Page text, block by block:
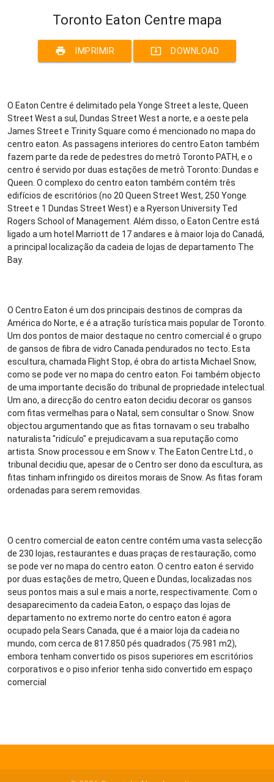
Toronto Eaton Centre mapa
print IMPRIMIR system_update_alt DOWNLOAD
O Eaton Centre é delimitado pela Yonge Street a leste, Queen
Street West a sul, Dundas Street West a norte, e a oeste pela
James Street e Trinity Square como é mencionado no mapa do
centro eaton. As passagens interiores do centro Eaton também
fazem parte da rede de pedestres do metrô Toronto PATH, e o
centro é servido por duas estações de metrô Toronto: Dundas e
Queen. O complexo do centro eaton também contém três
edifícios de escritórios (no 20 Queen Street West, 250 Yonge
Street e 1 Dundas Street West) e a Ryerson University Ted
Rogers School of Management. Além disso, o Eaton Centre está
ligado a um hotel Marriott de 17 andares e à maior loja do Canadá,
a principal localização da cadeia de lojas de departamento The
Bay.
O Centro Eaton é um dos principais destinos de compras da
América do Norte, e é a atração turística mais popular de Toronto.
Um dos pontos de maior destaque no centro comercial é o grupo
de gansos de fibra de vidro Canada pendurados no tecto. Esta
escultura, chamada Flight Stop, é obra do artista Michael Snow,
como se pode ver no mapa do centro eaton. Foi também objecto
de uma importante decisão do tribunal de propriedade intelectual.
Um ano, a direcção do centro eaton decidiu decorar os gansos
com fitas vermelhas para o Natal, sem consultar o Snow. Snow
objectou argumentando que as fitas tornavam o seu trabalho
naturalista "ridículo" e prejudicavam a sua reputação como
artista. Snow processou e em Snow v. The Eaton Centre Ltd., o
tribunal decidiu que, apesar de o Centro ser dono da escultura, as
fitas tinham infringido os direitos morais de Snow. As fitas foram
ordenadas para serem removidas.
O centro comercial de eaton centre contém uma vasta selecção
de 230 lojas, restaurantes e duas praças de restauração, como
se pode ver no mapa do centro eaton. O centro eaton é servido
por duas estações de metro, Queen e Dundas, localizadas nos
seus pontos mais a sul e mais a norte, respectivamente. Com o
desaparecimento da cadeia Eaton, o espaço das lojas de
departamento no extremo norte do centro eaton é agora
ocupado pela Sears Canada, que é a maior loja da cadeia no
mundo, com cerca de 817.850 pés quadrados (75.981 m2),
embora tenham convertido os pisos superiores em escritórios
corporativos e o piso inferior tenha sido convertido em espaço
comercial